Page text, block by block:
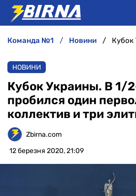
АНАЛІТИКА
ІНТЕРВ'Ю
РІЗНЕ
БУКМЕКЕРИ
команда №1 новини
НОВИНИ
Кубок Украины. В 1/
пробился один
коллектив и три
Zbirna.com
12 березня 2020, 21:09